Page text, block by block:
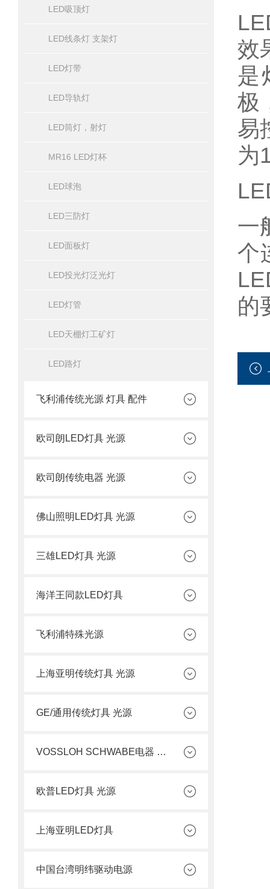
LED吸顶灯
LED线条灯 支架灯
LED灯带
LED导轨灯
LED筒灯，射灯
MR16 LED灯杯
LED球泡
LED三防灯
LED面板灯
LED投光灯泛光灯
LED灯管
LED天棚灯工矿灯
LED路灯
飞利浦传统光源 灯具 配件
欧司朗LED灯具 光源
欧司朗传统电器 光源
佛山照明LED灯具 光源
三雄LED灯具 光源
海洋王同款LED灯具
飞利浦特殊光源
上海亚明传统灯具 光源
GE/通用传统灯具 光源
VOSSLOH SCHWABE电器 光源
欧普LED灯具 光源
上海亚明LED灯具
中国台湾明纬驱动电源
效
是
极
易
为
一
个
的